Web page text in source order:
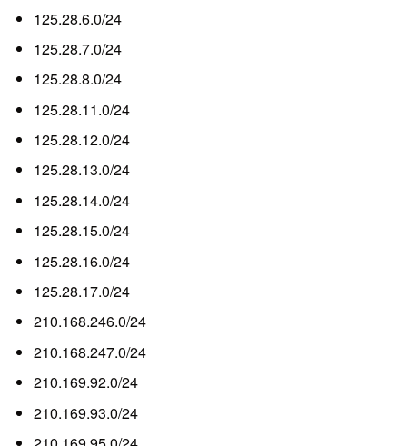
125.28.6.0/24
125.28.7.0/24
125.28.8.0/24
125.28.11.0/24
125.28.12.0/24
125.28.13.0/24
125.28.14.0/24
125.28.15.0/24
125.28.16.0/24
125.28.17.0/24
210.168.246.0/24
210.168.247.0/24
210.169.92.0/24
210.169.93.0/24